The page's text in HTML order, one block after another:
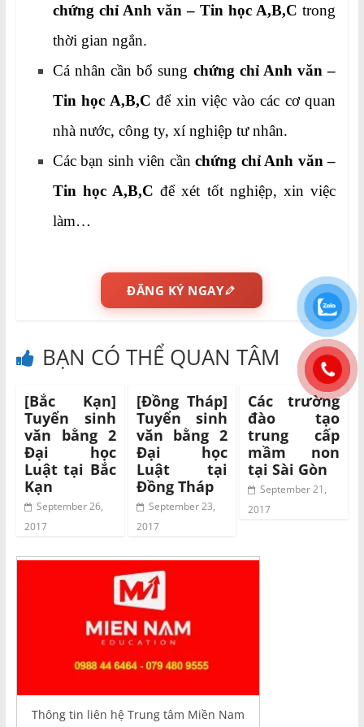
chứng chỉ Anh văn – Tin học A,B,C trong
thời gian ngắn.
Cá nhân cần bổ sung chứng chỉ Anh văn –
Tin học A,B,C để xin việc vào các cơ quan
nhà nước, công ty, xí nghiệp tư nhân.
Các bạn sinh viên cầnchứng chỉ Anh văn –
Tin học A,B,C để xét tốt nghiệp, xin việc
làm…
ĐĂNG KÝ NGAY
BẠN CÓ THỂ QUAN TÂM
[Bắc Kạn]
Tuyển sinh
văn bằng 2
Đại học
Luật tại Bắc
Kạn
September 26,
2017
[Đồng Tháp]
Tuyển sinh
văn bằng 2
Đại học
Luật tại
Đồng Tháp
September 23,
2017
Các trường
đào tạo
trung cấp
mầm non
tại Sài Gòn
September 21,
2017
Thông tin liên hệ Trung tâm Miền Nam